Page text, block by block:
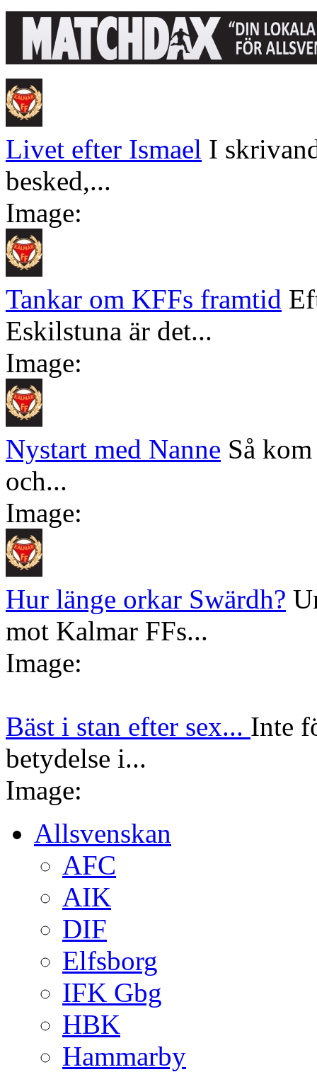
Livet efter Ismael I
besked,...
Image:
Tankar om KFFs framtid
Eskilstuna är det...
Image:
Nystart med Nanne Så
och...
Image:
Hur länge orkar Swärdh?
mot Kalmar FFs...
Image:
Bäst i stan efter sex... Inte
betydelse i...
Image:
Allsvenskan
AFC
AIK
DIF
Elfsborg
IFK Gbg
HBK
Hammarby